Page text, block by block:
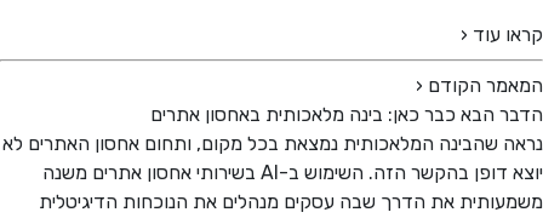
עוד ‹
הקודם ‹
הבא כבר כאן: בינה מלאכותית באחסון אתרים
שהבינה המלאכותית נמצאת בכל מקום, ותחום אחסון האתרים לא
יוצא דופן בהקשר הזה. השימוש ב-AI בשירותי אחסון אתרים משנה
את הדרך שבה עסקים מנהלים את הנוכחות הדיגיטלית